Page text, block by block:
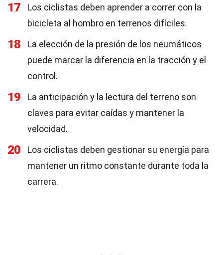
17
Los ciclistas deben aprender a correr con la
bicicleta al hombro en terrenos difíciles.
18
La elección de la presión de los neumáticos
puede marcar la diferencia en la tracción y el
control.
19
La anticipación y la lectura del terreno son
claves para evitar caídas y mantener la
velocidad.
20
Los ciclistas deben gestionar su energía para
mantener un ritmo constante durante toda la
carrera.